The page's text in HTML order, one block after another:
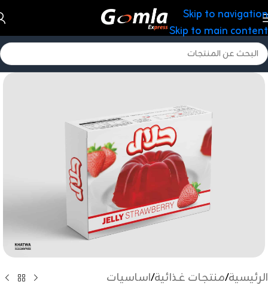
Skip to navigation
Skip to main content
الرئيسية/منتجات غذائية/اساسيات